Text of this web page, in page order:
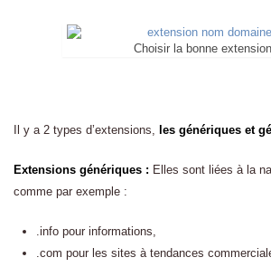
Choisir la bonne extension
Il y a 2 types d’extensions, les génériques et
Extensions génériques : Elles sont liées à la
comme par exemple :
.info pour informations,
.com pour les sites à tendances